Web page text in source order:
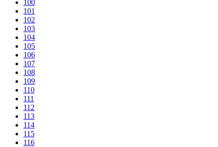
100
101
102
103
104
105
106
107
108
109
110
111
112
113
114
115
116